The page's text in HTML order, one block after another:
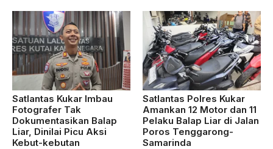
Satlantas Kukar Imbau
Fotografer Tak
Dokumentasikan Balap
Liar, Dinilai Picu Aksi
Kebut-kebutan
Satlantas Polres Kukar
Amankan 12 Motor dan 11
Pelaku Balap Liar di Jalan
Poros Tenggarong-
Samarinda